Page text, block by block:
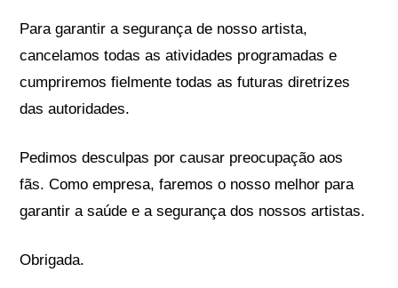
Para garantir a segurança de nosso artista,
cancelamos todas as atividades programadas e
cumpriremos fielmente todas as futuras diretrizes
das autoridades.
Pedimos desculpas por causar preocupação aos
fãs. Como empresa, faremos o nosso melhor para
garantir a saúde e a segurança dos nossos artistas.
Obrigada.